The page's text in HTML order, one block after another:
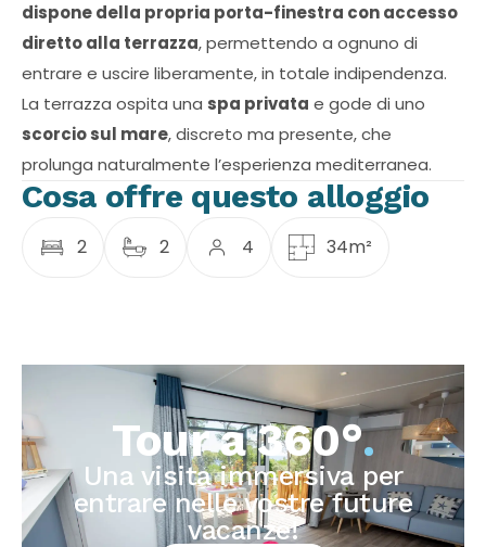
dispone della propria porta-finestra con accesso
diretto alla terrazza, permettendo a ognuno di
entrare e uscire liberamente, in totale indipendenza.
La terrazza ospita una spa privata e gode di uno
scorcio sul mare, discreto ma presente, che
prolunga naturalmente l’esperienza mediterranea.
Cosa offre questo alloggio
2 2 4 34m²
Tour a 360°.
Una visita immersiva per
entrare nelle vostre future
vacanze!